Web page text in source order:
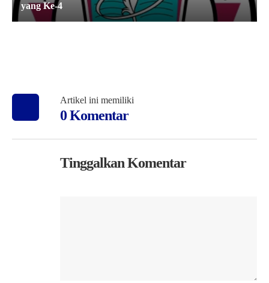
yang Ke-4
Artikel ini memiliki
0 Komentar
Tinggalkan Komentar